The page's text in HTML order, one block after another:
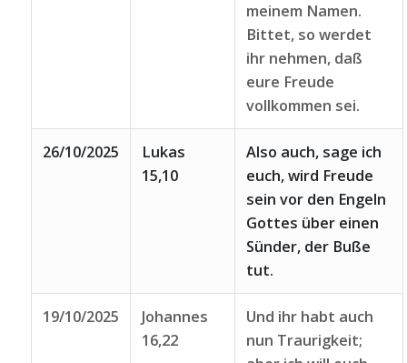
meinem Namen.
Bittet, so werdet
ihr nehmen, daß
eure Freude
vollkommen sei.
26/10/2025
Lukas
15,10
Also auch, sage ich
euch, wird Freude
sein vor den Engeln
Gottes über einen
Sünder, der Buße
tut.
19/10/2025
Johannes
16,22
Und ihr habt auch
nun Traurigkeit;